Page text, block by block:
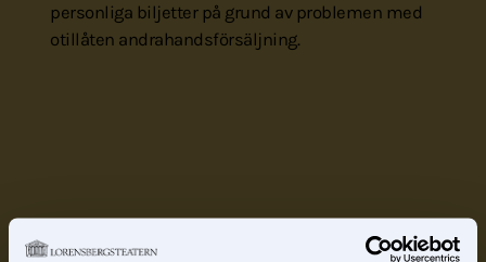
personliga biljetter på grund av problemen med
otillåten andrahandsförsäljning.